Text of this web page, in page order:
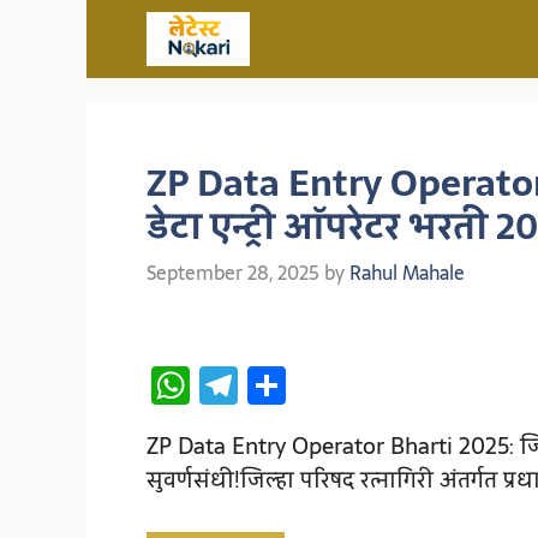
ZP Data Entry
डेटा एन्ट्री ऑपरेटर भरती
September 28, 2025 byRahul Mahale
W
h
at
s
T
el
e
gr
h
ar
e
ZP Data Entry Operator Bharti 2025:
सुवर्णसंधी!जिल्हा परिषद रत्नागिरी अंतर्गत